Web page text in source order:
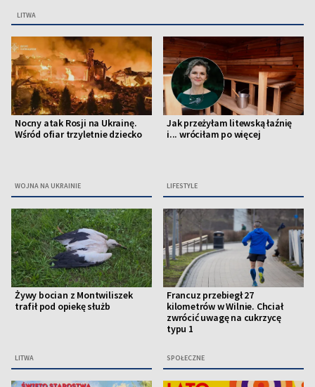
LITWA
Nocny atak Rosji na Ukrainę.
Wśród ofiar trzyletnie dziecko
WOJNA NA UKRAINIE
Jak przeżyłam litewską łaźnię
i... wróciłam po więcej
LIFESTYLE
Żywy bocian z Montwiliszek
trafił pod opiekę służb
LITWA
Francuz przebiegł 27
kilometrów w Wilnie. Chciał
zwrócić uwagę na cukrzycę
typu 1
SPOŁECZNE